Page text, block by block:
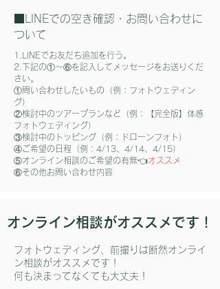
■LINEでの空き確認・お問い合わせに
ついて
1.LINEでお友だち追加を行う。
2.下記の①〜⑥を記入してメッセージをお送りくだ
さい。
①問い合わせしたいもの（例：フォトウェディン
グ）
②検討中のツアープランなど（例：【完全版】体感
フォトウェディング）
③検討中のトッピング（例：ドローンフォト）
④ご希望の日程（例：4/13、4/14、4/15）
⑤オンライン相談のご希望の有無👈オススメ
⑥その他お問い合わせ内容
オンライン相談がオススメです！
​フォトウェディング、前撮りは断然オンライ
ン相談がオススメです！
​何も決まってなくても大丈夫！